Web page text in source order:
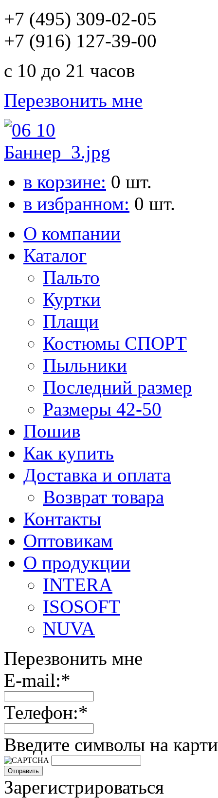
+7 (495) 309-02-05
+7 (916) 127-39-00
с 10 до 21 часов
Перезвонить мне
в корзине: 0 шт.
в избранном: 0 шт.
О компании
Каталог
Пальто
Куртки
Плащи
Костюмы СПОРТ
Пыльники
Последний размер
Размеры 42-50
Пошив
Как купить
Доставка и оплата
Возврат товара
Контакты
Оптовикам
О продукции
INTERA
ISOSOFT
NUVA
Перезвонить мне
E-mail:*
Телефон:*
Введите символы на
Зарегистрироваться